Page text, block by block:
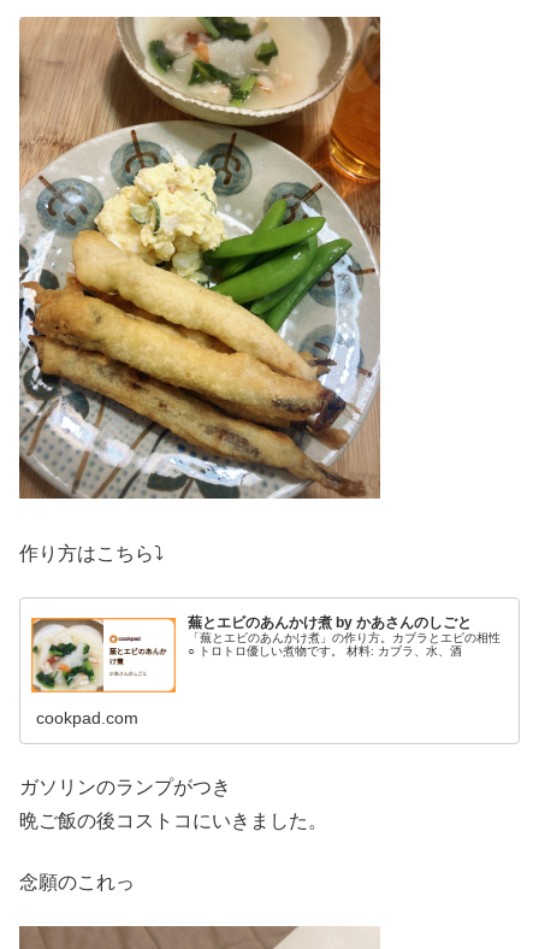
作り方はこちら⤵︎
蕪とエビのあんかけ煮 by かあさんのしごと
「蕪とエビのあんかけ煮」の作り方。カブラとエビの相性
○ トロトロ優しい煮物です。 材料: カブラ、水、酒
cookpad.com
ガソリンのランプがつき
晩ご飯の後コストコにいきました。
念願のこれっ